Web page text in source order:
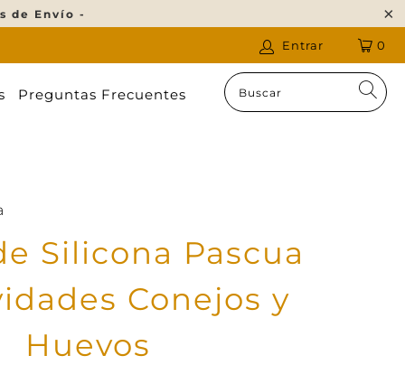
de Envío -
0
Entrar
Preguntas Frecuentes
Silicona Pascua
Conejos y
Huevos